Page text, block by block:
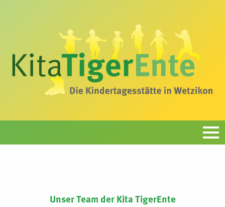
Unser Team der Kita TigerEnte